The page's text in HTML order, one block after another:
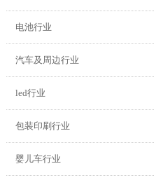
电池行业
汽车及周边行业
led行业
包装印刷行业
婴儿车行业